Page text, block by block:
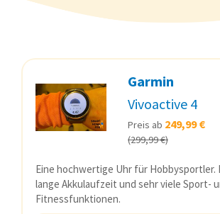
Garmin
Vivoactive 4
Preis ab 249,99 €
(299,99 €)
Eine hochwertige Uhr für
lange Akkulaufzeit und sehr viele Sport-
Fitnessfunktionen.